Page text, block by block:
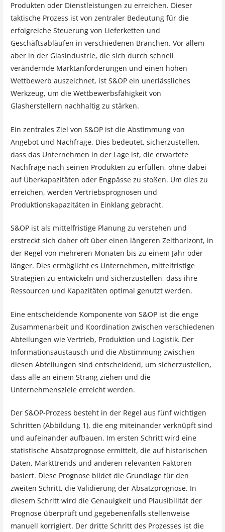
Produkten oder Dienstleistungen zu erreichen. Dieser
taktische Prozess ist von zentraler Bedeutung für die
erfolgreiche Steuerung von Lieferketten und
Geschäftsabläufen in verschiedenen Branchen. Vor allem
aber in der Glasindustrie, die sich durch schnell
verändernde Marktanforderungen und einen hohen
Wettbewerb auszeichnet, ist S&OP ein unerlässliches
Werkzeug, um die Wettbewerbsfähigkeit von
Glasherstellern nachhaltig zu stärken.
Ein zentrales Ziel von S&OP ist die Abstimmung von
Angebot und Nachfrage. Dies bedeutet, sicherzustellen,
dass das Unternehmen in der Lage ist, die erwartete
Nachfrage nach seinen Produkten zu erfüllen, ohne dabei
auf Überkapazitäten oder Engpässe zu stoßen. Um dies zu
erreichen, werden Vertriebsprognosen und
Produktionskapazitäten in Einklang gebracht.
S&OP ist als mittelfristige Planung zu verstehen und
erstreckt sich daher oft über einen längeren Zeithorizont, in
der Regel von mehreren Monaten bis zu einem Jahr oder
länger. Dies ermöglicht es Unternehmen, mittelfristige
Strategien zu entwickeln und sicherzustellen, dass ihre
Ressourcen und Kapazitäten optimal genutzt werden.
Eine entscheidende Komponente von S&OP ist die enge
Zusammenarbeit und Koordination zwischen verschiedenen
Abteilungen wie Vertrieb, Produktion und Logistik. Der
Informationsaustausch und die Abstimmung zwischen
diesen Abteilungen sind entscheidend, um sicherzustellen,
dass alle an einem Strang ziehen und die
Unternehmensziele erreicht werden.
Der S&OP-Prozess besteht in der Regel aus fünf wichtigen
Schritten (Abbildung 1), die eng miteinander verknüpft sind
und aufeinander aufbauen. Im ersten Schritt wird eine
statistische Absatzprognose ermittelt, die auf historischen
Daten, Markttrends und anderen relevanten Faktoren
basiert. Diese Prognose bildet die Grundlage für den
zweiten Schritt, die Validierung der Absatzprognose. In
diesem Schritt wird die Genauigkeit und Plausibilität der
Prognose überprüft und gegebenenfalls stellenweise
manuell korrigiert. Der dritte Schritt des Prozesses ist die